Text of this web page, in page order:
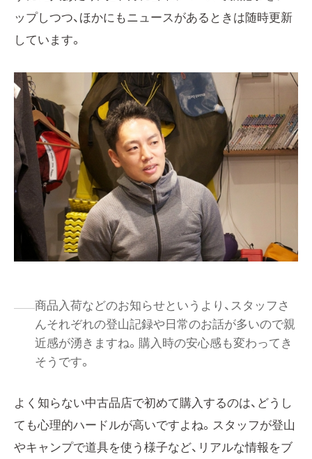
ップしつつ、ほかにもニュースがあるときは随時更新
しています。
商品入荷などのお知らせというより、スタッフさ
んそれぞれの登山記録や日常のお話が多いので親
近感が湧きますね。購入時の安心感も変わってき
そうです。
よく知らない中古品店で初めて購入するのは、どうし
ても心理的ハードルが高いですよね。スタッフが登山
やキャンプで道具を使う様子など、リアルな情報をブ